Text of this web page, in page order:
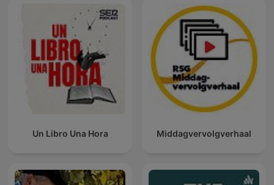
Un Libro Una Hora Middagvervolgverhaal